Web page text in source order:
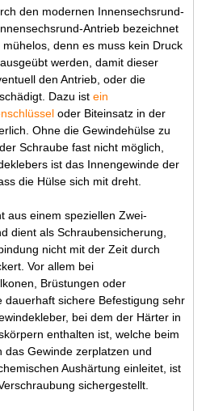
den modernen Innensechsrund-
Antrieb bezeichnet
denn es muss kein Druck
werden, damit dieser
den Antrieb, oder die
Dazu ist ein
oder Biteinsatz in der
Ohne die Gewindehülse zu
Schraube fast nicht möglich,
ist das Innengewinde der
die Hülse sich mit dreht.
aus einem speziellen Zwei-
dient als Schraubensicherung,
nicht mit der Zeit durch
Vor allem bei
Brüstungen oder
dauerhaft sichere Befestigung sehr
bei dem der Härter in
enthalten ist, welche beim
das Gewinde zerplatzen und
Aushärtung einleitet, ist
sichergestellt.